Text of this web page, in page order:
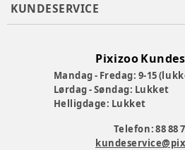
KUNDESERVICE
Pixizoo
Mandag - Fredag: 9-15
Lørdag - Søndag: Lukket
Helligdage: Lukket
Telefon: 88 88